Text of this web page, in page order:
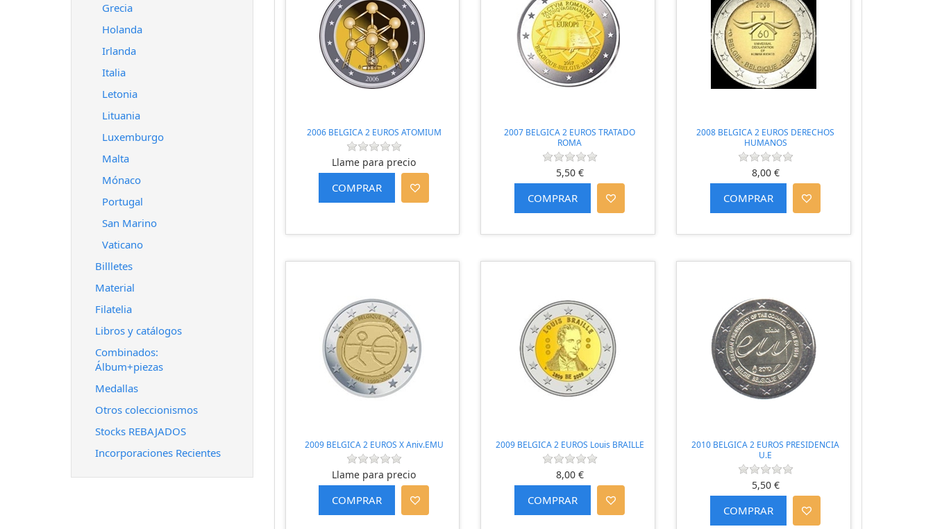
Grecia
Holanda
Irlanda
Italia
Letonia
Lituania
Luxemburgo
Malta
Mónaco
Portugal
San Marino
Vaticano
Billletes
Material
Filatelia
Libros y catálogos
Combinados:
Álbum+piezas
Medallas
Otros coleccionismos
Stocks REBAJADOS
Incorporaciones Recientes
2006 BELGICA 2 EUROS ATOMIUM
Llame para precio
2007 BELGICA 2 EUROS TRATADO
ROMA
5,50 €
2008 BELGICA 2 EUROS DERECHOS
HUMANOS
8,00 €
2009 BELGICA 2 EUROS X Aniv.EMU
Llame para precio
2009 BELGICA 2 EUROS Louis BRAILLE
8,00 €
2010 BELGICA 2 EUROS PRESIDENCIA
U.E
5,50 €